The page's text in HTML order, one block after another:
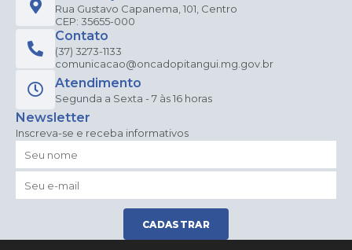
Rua Gustavo Capanema, 101, Centro
CEP: 35655-000
Contato
(37) 3273-1133
comunicacao@oncadopitangui.mg.gov.br
Atendimento
Segunda a Sexta - 7 às 16 horas
Newsletter
Inscreva-se e receba informativos
CADASTRAR